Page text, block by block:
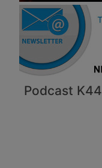
Podcast K44